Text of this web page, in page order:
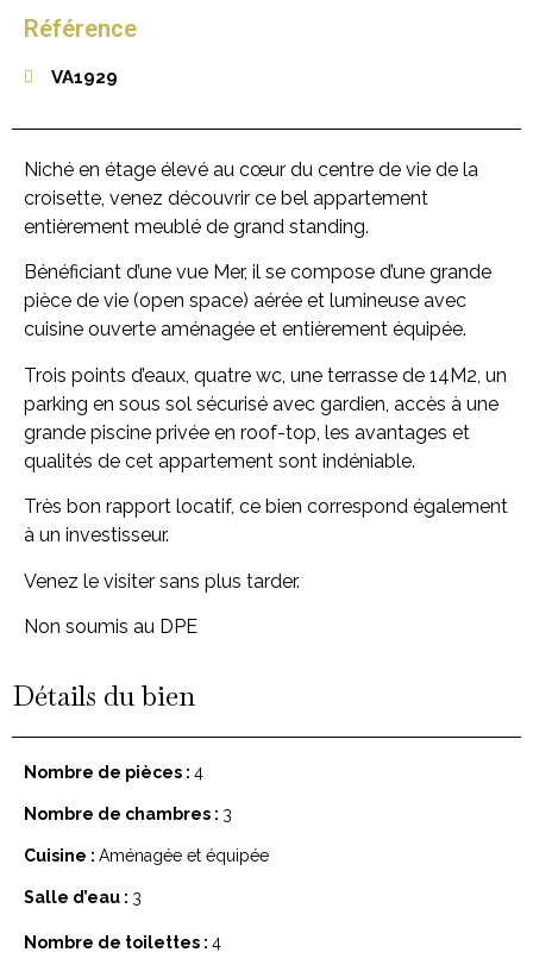
Référence
VA1929
Niché en étage élevé au cœur du centre de vie de la
croisette, venez découvrir ce bel appartement
entièrement meublé de grand standing.
Bénéficiant d’une vue Mer, il se compose d’une grande
pièce de vie (open space) aérée et lumineuse avec
cuisine ouverte aménagée et entièrement équipée.
Trois points d’eaux, quatre wc, une terrasse de 14M2, un
parking en sous sol sécurisé avec gardien, accès à une
grande piscine privée en roof-top, les avantages et
qualités de cet appartement sont indéniable.
Très bon rapport locatif, ce bien correspond également
à un investisseur.
Venez le visiter sans plus tarder.
Non soumis au DPE
Détails du bien
Nombre de pièces : 4
Nombre de chambres : 3
Cuisine : Aménagée et équipée
Salle d’eau : 3
Nombre de toilettes : 4